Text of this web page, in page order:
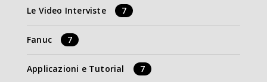
Le Video Interviste 7
Fanuc 7
Applicazioni e Tutorial 7